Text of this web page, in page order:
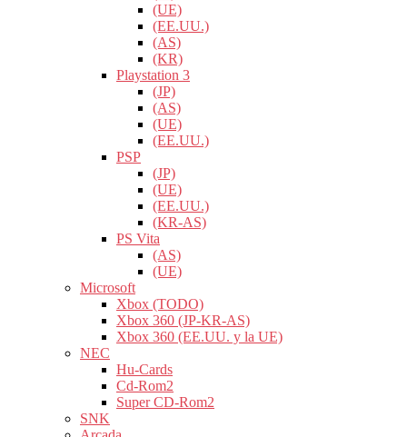
(UE)
(EE.UU.)
(AS)
(KR)
Playstation 3
(JP)
(AS)
(UE)
(EE.UU.)
PSP
(JP)
(UE)
(EE.UU.)
(KR-AS)
PS Vita
(AS)
(UE)
Microsoft
Xbox (TODO)
Xbox 360 (JP-KR-AS)
Xbox 360 (EE.UU. y la UE)
NEC
Hu-Cards
Cd-Rom2
Super CD-Rom2
SNK